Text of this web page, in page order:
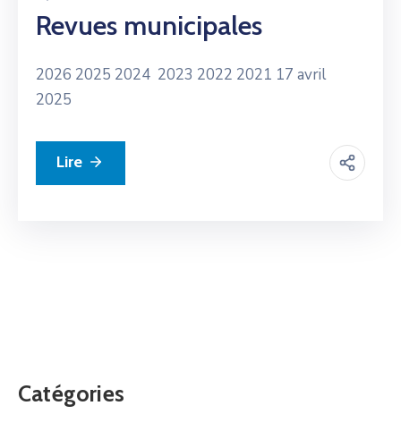
Revues municipales
2026 2025 2024 2023 2022 2021 17 avril
2025
Lire
Catégories